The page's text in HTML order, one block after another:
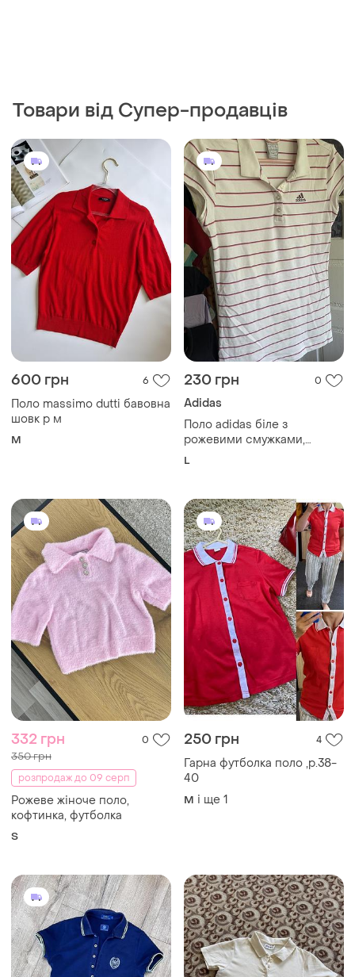
Товари від Супер-продавців
600 грн 6
Поло massimo dutti бавовна
шовк р м
M
230 грн 0
Adidas
Поло adidas біле з
рожевими смужками,
розмір l (38)
L
332 грн 0
350 грн
розпродаж до 09 серп
Рожеве жіноче поло,
кофтинка, футболка
S
250 грн 4
Гарна футболка поло ,р.38-
40
M і ще 1